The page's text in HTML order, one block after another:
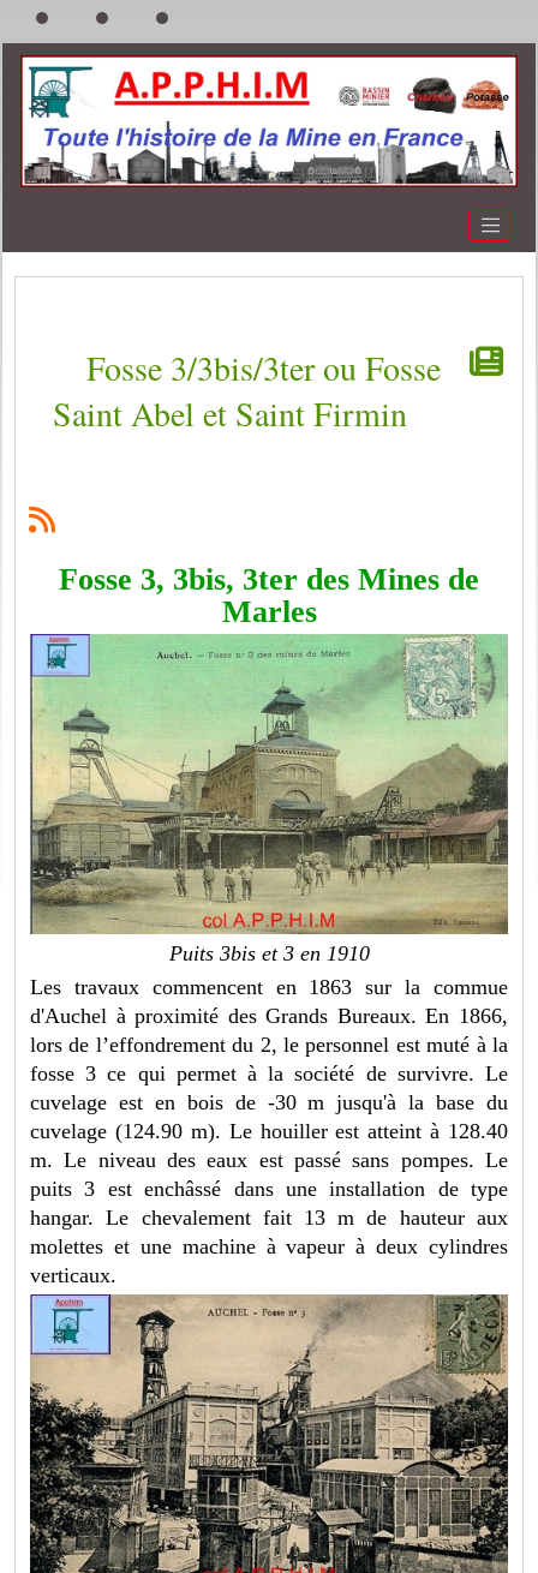
Fosse 3/3bis/3ter ou Fosse
Saint Abel et Saint Firmin
Fosse 3, 3bis, 3ter des Mines de
Marles
Puits 3bis et 3 en 1910
Les travaux commencent en 1863 sur la commue
d'Auchel à proximité des Grands Bureaux. En 1866,
lors de l’effondrement du 2, le personnel est muté à la
fosse 3 ce qui permet à la société de survivre. Le
cuvelage est en bois de -30 m jusqu'à la base du
cuvelage (124.90 m). Le houiller est atteint à 128.40
m. Le niveau des eaux est passé sans pompes. Le
puits 3 est enchâssé dans une installation de type
hangar. Le chevalement fait 13 m de hauteur aux
molettes et une machine à vapeur à deux cylindres
verticaux.